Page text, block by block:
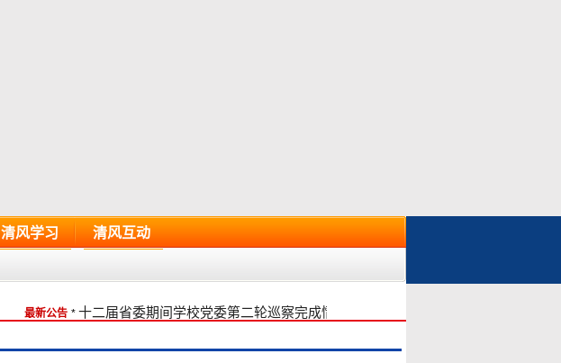
清风学习 清风互动
最新公告 *十二届省委期间学校党委第二轮巡察完成情况反馈